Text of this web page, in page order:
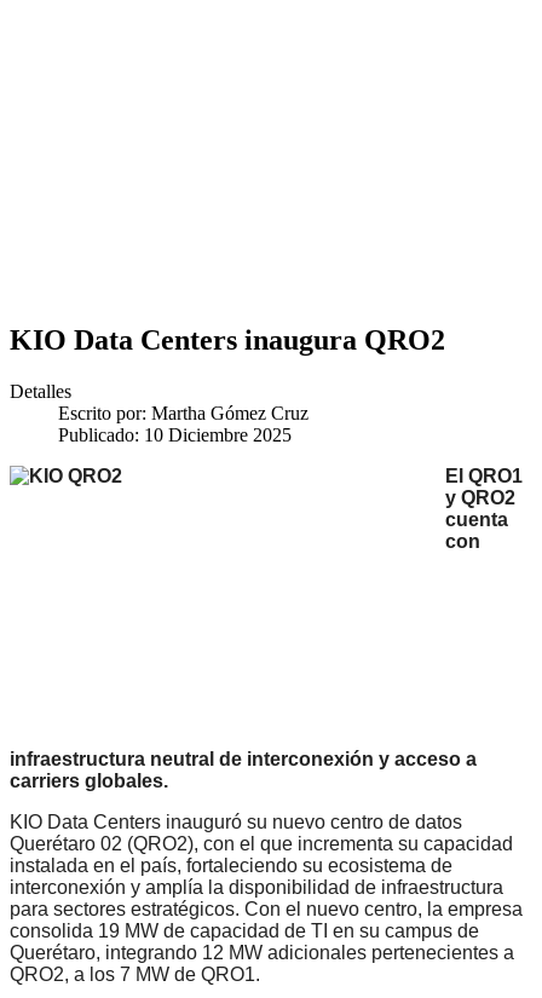
KIO Data Centers inaugura QRO2
Detalles
Escrito por: Martha Gómez Cruz
Publicado: 10 Diciembre 2025
El QRO1
y QRO2
cuenta
con
infraestructura neutral de interconexión y acceso a
carriers globales.
KIO Data Centers inauguró su nuevo centro de datos
Querétaro 02 (QRO2), con el que incrementa su capacidad
instalada en el país, fortaleciendo su ecosistema de
interconexión y amplía la disponibilidad de infraestructura
para sectores estratégicos. Con el nuevo centro, la empresa
consolida 19 MW de capacidad de TI en su campus de
Querétaro, integrando 12 MW adicionales pertenecientes a
QRO2, a los 7 MW de QRO1.